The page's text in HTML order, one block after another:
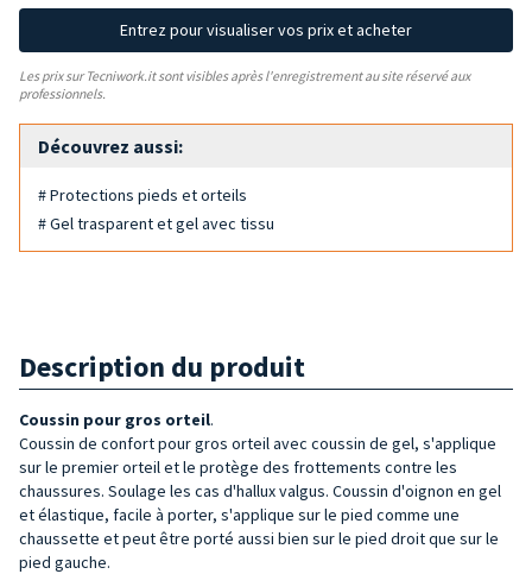
Entrez pour visualiser vos prix et acheter
Les prix sur Tecniwork.it sont visibles après l'enregistrement au site réservé aux
professionnels.
Découvrez aussi:
# Protections pieds et orteils
# Gel trasparent et gel avec tissu
Description du produit
Coussin pour gros orteil.
Coussin de confort pour gros orteil avec coussin de gel, s'applique
sur le premier orteil et le protège des frottements contre les
chaussures. Soulage les cas d'hallux valgus. Coussin d'oignon en gel
et élastique, facile à porter, s'applique sur le pied comme une
chaussette et peut être porté aussi bien sur le pied droit que sur le
pied gauche.